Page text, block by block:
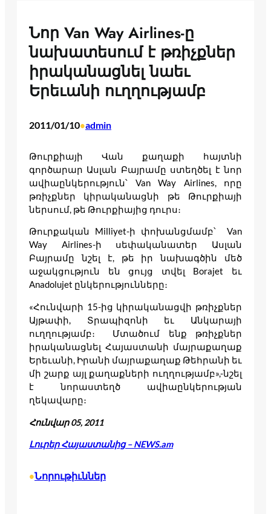
Նոր Van Way Airlines-ը
նախատեսում է թռիչքներ
իրականացնել նաեւ
Երեւանի ուղղությամբ
2011/01/10•admin
Թուրքիայի Վան քաղաքի հայտնի
գործարար Ասլան Բայրամը ստեղծել է նոր
ավիաընկերություն՝ Van Way Airlines, որը
թռիչքներ կիրականացնի թե Թուրքիայի
ներսում, թե Թուրքիայից դուրս։
Թուրքական Milliyet-ի փոխանցմամբ՝ Van
Way Airlines-ի սեփականատեր Ասլան
Բայրամը նշել է, թե իր նախագծին մեծ
աջակցություն են ցույց տվել Borajet եւ
Anadolujet ընկերությունները։
«Հունվարի 15-ից կիրականացվի թռիչքներ
Այթափի, Տրապիզոնի եւ Անկարայի
ուղղությամբ։ Մտածում ենք թռիչքներ
իրականացնել Հայաստանի մայրաքաղաք
Երեւանի, Իրանի մայրաքաղաք Թեհրանի եւ
մի շարք այլ քաղաքների ուղղությամբ»,-նշել
է նորաստեղծ ավիաընկերության
ղեկավարը։
Հունվար 05, 2011
Լուրեր Հայաստանից – NEWS.am
•Նորութիւններ